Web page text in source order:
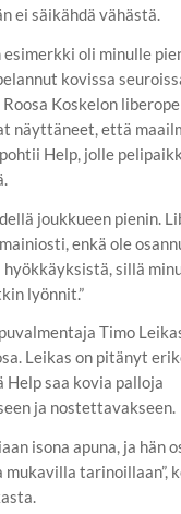
ei säikähdä vähästä.
esimerkki oli minulle
kovissa
Koskelon
näyttäneet, että
Help, jolle
joukkueen pienin.
enkä ole
sillä
lyönnit.”
Timo
Leikas on pitänyt
saa kovia palloja
ja nostettavakseen.
isona apuna, ja hän
tarinoillaan”,